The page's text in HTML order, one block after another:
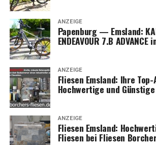
ANZEIGE
Papen­burg — Ems­land:
ENDEAVOUR 7.B ADVANCE
ANZEIGE
Flie­sen Ems­land: Ihre
Hoch­wer­ti­ge und
ANZEIGE
Flie­sen Ems­land:
Flie­sen bei Flie­sen